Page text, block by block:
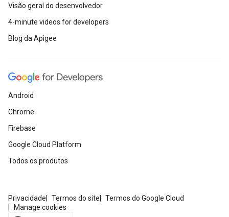
Visão geral do desenvolvedor
4-minute videos for developers
Blog da Apigee
Android
Chrome
Firebase
Google Cloud Platform
Todos os produtos
Privacidade Termos do site
Termos do Google Cloud
Manage cookies